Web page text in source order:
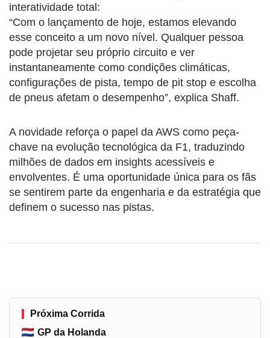
interatividade total:
“Com o lançamento de hoje, estamos elevando
esse conceito a um novo nível. Qualquer pessoa
pode projetar seu próprio circuito e ver
instantaneamente como condições climáticas,
configurações de pista, tempo de pit stop e escolha
de pneus afetam o desempenho”, explica Shaff.
A novidade reforça o papel da AWS como peça-
chave na evolução tecnológica da F1, traduzindo
milhões de dados em insights acessíveis e
envolventes. É uma oportunidade única para os fãs
se sentirem parte da engenharia e da estratégia que
definem o sucesso nas pistas.
Próxima Corrida
GP da Holanda